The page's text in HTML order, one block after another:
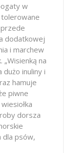
w
dodatkowej
i marchew
„Wisienką na
inuliny i
hamuje
piwne
dorsza
dla psów,